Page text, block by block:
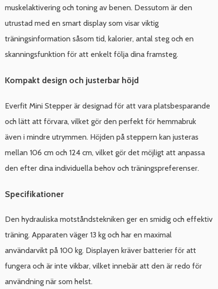
muskelaktivering och toning av benen. Dessutom är den
utrustad med en smart display som visar viktig
träningsinformation såsom tid, kalorier, antal steg och en
skanningsfunktion för att enkelt följa dina framsteg.
Kompakt design och justerbar höjd
Everfit Mini Stepper är designad för att vara platsbesparande
och lätt att förvara, vilket gör den perfekt för hemmabruk
även i mindre utrymmen. Höjden på steppern kan justeras
mellan 106 cm och 124 cm, vilket gör det möjligt att anpassa
den efter dina individuella behov och träningspreferenser.
Specifikationer
Den hydrauliska motståndstekniken ger en smidig och effektiv
träning. Apparaten väger 13 kg och har en maximal
användarvikt på 100 kg. Displayen kräver batterier för att
fungera och är inte vikbar, vilket innebär att den är redo för
användning när som helst.